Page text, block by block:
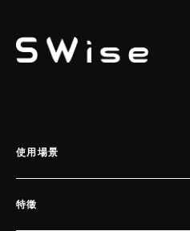
使用場景
特徵